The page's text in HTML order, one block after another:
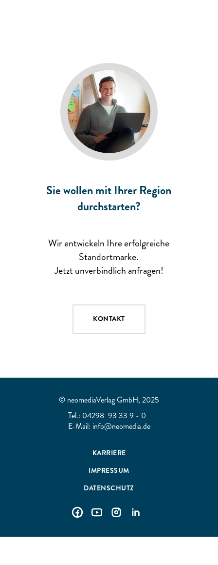
Sie wollen mit Ihrer Region
durchstarten?
Wir entwickeln Ihre erfolgreiche
Standortmarke.
Jetzt unverbindlich anfragen!
KONTAKT
© neomediaVerlag GmbH, 2025
Tel.: 04298 93 33 9 - 0
E-Mail: info@neomedia.de
KARRIERE
IMPRESSUM
DATENSCHUTZ